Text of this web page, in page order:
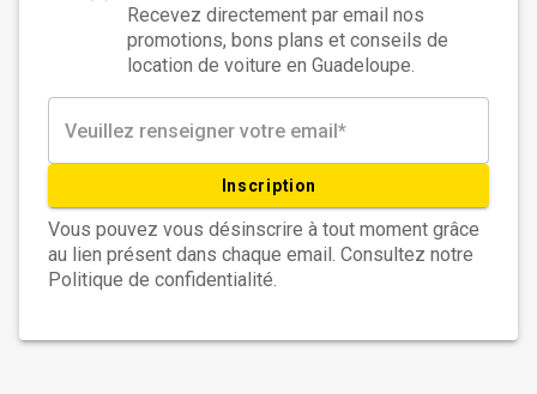
Recevez directement par email nos
promotions, bons plans et conseils de
location de voiture en Guadeloupe.
Inscription
Vous pouvez vous désinscrire à tout moment grâce
au lien présent dans chaque email. Consultez notre
Politique de confidentialité.